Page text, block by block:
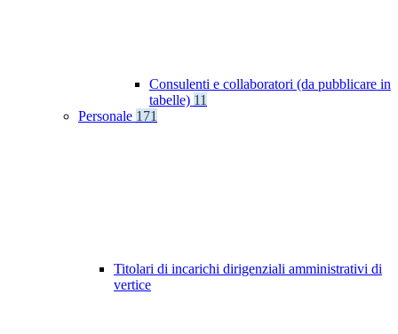
Consulenti e collaboratori (da pubblicare in
tabelle) 11
Personale 171
Titolari di incarichi dirigenziali amministrativi di
vertice